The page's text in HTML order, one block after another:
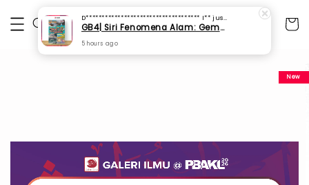
New
D************************************ I** just purchased
GB4| Siri Fenomena Alam: Gempa Bumi & Tsunami Yang Memusnahkan Kehidupan (SFM 2A)
5 hours ago